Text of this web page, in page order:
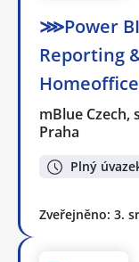
⋙Power BI
Reporting
mBlue Czech,
Praha
Plný
Zveřejněno: 3.